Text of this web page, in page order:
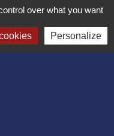
et Montbérault
over what you want
Personalize